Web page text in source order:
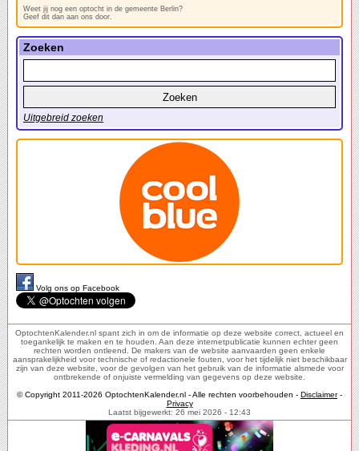
Weet jij nog een optocht in de gemeente Berlin?
Geef dit dan aan ons door.
Zoeken
Uitgebreid zoeken
Volg ons op Facebook
OptochtenKalender.nl spant zich in om de informatie op deze website correct, actueel en
toegankelijk te maken en te houden. Aan deze internetpublicatie kunnen echter geen
rechten worden ontleend. De makers van de website aanvaarden geen enkele
aansprakelijkheid voor technische of redactionele fouten, voor het tijdelijk niet beschikbaar
zijn van deze website, voor de gevolgen van het gebruik van de informatie alsmede voor
ontbrekende of onjuiste vermelding van gegevens op deze website.
© Copyright 2011-2026 OptochtenKalender.nl - Alle rechten voorbehouden - Disclaimer-
Privacy
Laatst bijgewerkt: 26 mei 2026 - 12:43